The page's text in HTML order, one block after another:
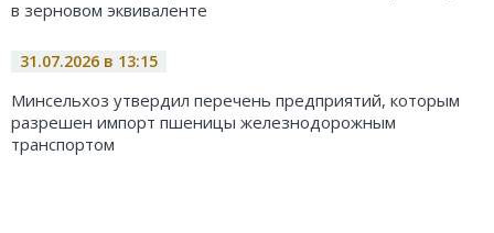
в зерновом эквиваленте
31.07.2026 в 13:15
Минсельхоз утвердил перечень предприятий, которым
разрешен импорт пшеницы железнодорожным
транспортом